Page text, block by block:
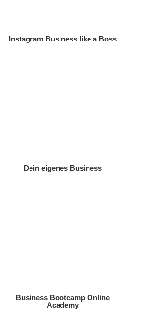
Instagram Business like a Boss
Dein eigenes Business
Business Bootcamp Online
Academy